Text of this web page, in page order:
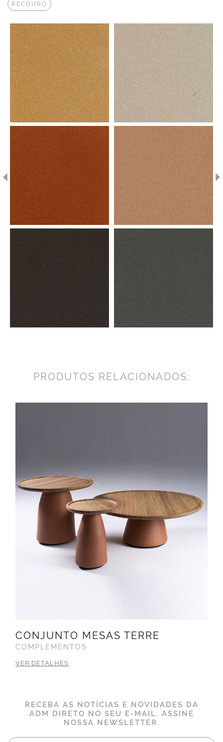
RECOURO
PRODUTOS RELACIONADOS:
CONJUNTO MESAS TERRE
COMPLEMENTOS
VER DETALHES
RECEBA AS NOTÍCIAS E NOVIDADES DA
ADM DIRETO NO SEU E-MAIL. ASSINE
NOSSA NEWSLETTER.